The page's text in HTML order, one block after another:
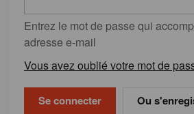
Entrez le mot de passe qui
adresse e-mail
Vous avez oublié votre mot de
Ou